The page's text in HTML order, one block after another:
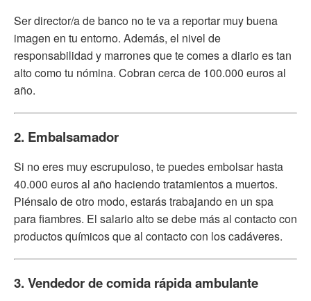
Ser director/a de banco no te va a reportar muy buena
imagen en tu entorno. Además, el nivel de
responsabilidad y marrones que te comes a diario es tan
alto como tu nómina. Cobran cerca de 100.000 euros al
año.
2. Embalsamador
Si no eres muy escrupuloso, te puedes embolsar hasta
40.000 euros al año haciendo tratamientos a muertos.
Piénsalo de otro modo, estarás trabajando en un spa
para fiambres. El salario alto se debe más al contacto con
productos químicos que al contacto con los cadáveres.
3. Vendedor de comida rápida ambulante